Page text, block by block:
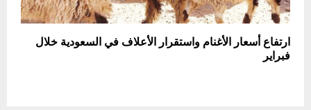
ارتفاع أسعار الأغنام واستقرار الأعلاف في السعودية خلال
فبراير